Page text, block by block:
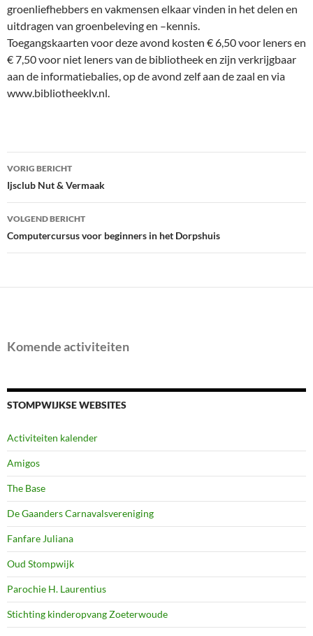
groenliefhebbers en vakmensen elkaar vinden in het delen en
uitdragen van groenbeleving en –kennis.
Toegangskaarten voor deze avond kosten € 6,50 voor leners en
€ 7,50 voor niet leners van de bibliotheek en zijn verkrijgbaar
aan de informatiebalies, op de avond zelf aan de zaal en via
www.bibliotheeklv.nl.
Bericht
navigatie
VORIG BERICHT
Ijsclub Nut & Vermaak
VOLGEND BERICHT
Computercursus voor beginners in het Dorpshuis
Komende activiteiten
STOMPWIJKSE WEBSITES
Activiteiten kalender
Amigos
The Base
De Gaanders Carnavalsvereniging
Fanfare Juliana
Oud Stompwijk
Parochie H. Laurentius
Stichting kinderopvang Zoeterwoude